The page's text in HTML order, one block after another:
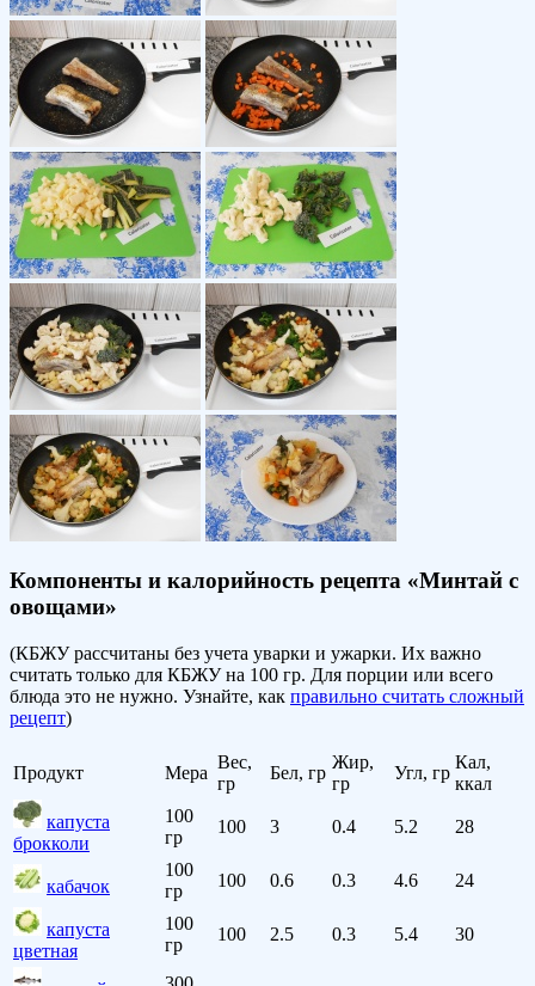
Компоненты и калорийность рецепта «Минтай с
овощами»
(КБЖУ рассчитаны без учета уварки и ужарки. Их важно
считать только для КБЖУ на 100 гр. Для порции или всего
блюда это не нужно. Узнайте, как правильно считать сложный
рецепт)
Продукт Мера
Вес,
гр
Бел, гр
Жир,
гр
Угл, гр
Кал,
ккал
капуста
брокколи
100
гр
100 3 0.4 5.2 28
кабачок
100
гр
100 0.6 0.3 4.6 24
капуста
цветная
100
гр
100 2.5 0.3 5.4 30